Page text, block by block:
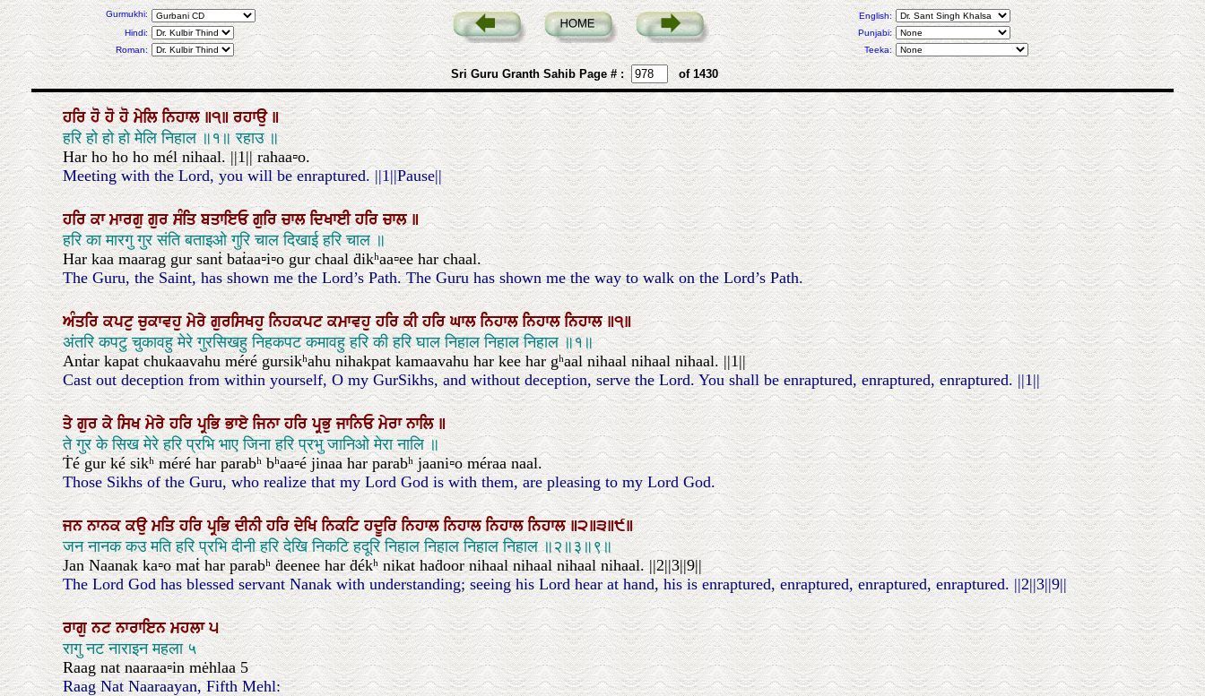
Gurmukhi:
Hindi:
Roman:
Sri Guru Granth Sahib Page # : of 1430
English:
Punjabi:
Teeka:
ਹਰਿਹੋਹੋਹੋਮੇਲਿਨਿਹਾਲ॥੧॥ਰਹਾਉ॥
हरि हो हो हो मेलि निहाल ॥१॥ रहाउ ॥
Har ho ho ho mél nihaal. ||1|| rahaa▫o.
Meeting with the Lord, you will be enraptured. ||1||Pause||
ਹਰਿਕਾਮਾਰਗੁਗੁਰਸੰਤਿਬਤਾਇਓਗੁਰਿਚਾਲਦਿਖਾਈਹਰਿਚਾਲ॥
हरि का मारगु गुर संति बताइओ गुरि चाल दिखाई हरि चाल ॥
Har kaa maarag gur sanṫ baṫaa▫i▫o gur chaal ḋikʰaa▫ee har chaal.
The Guru, the Saint, has shown me the Lord’s Path. The Guru has shown me the way to walk on the Lord’s Path.
ਅੰਤਰਿਕਪਟੁਚੁਕਾਵਹੁਮੇਰੇਗੁਰਸਿਖਹੁਨਿਹਕਪਟਕਮਾਵਹੁਹਰਿਕੀਹਰਿਘਾਲਨਿਹਾਲਨਿਹਾਲਨਿਹਾਲ॥੧॥
अंतरि कपटु चुकावहु मेरे गुरसिखहु निहकपट कमावहु हरि की हरि घाल निहाल निहाल निहाल ॥१॥
Anṫar kapat chukaavahu méré gursikʰahu nihakpat kamaavahu har kee har gʰaal nihaal nihaal nihaal. ||1||
Cast out deception from within yourself, O my GurSikhs, and without deception, serve the Lord. You shall be enraptured, enraptured, enraptured. ||1||
ਤੇਗੁਰਕੇਸਿਖਮੇਰੇਹਰਿਪ੍ਰਭਿਭਾਏਜਿਨਾਹਰਿਪ੍ਰਭੁਜਾਨਿਓਮੇਰਾਨਾਲਿ॥
ते गुर के सिख मेरे हरि प्रभि भाए जिना हरि प्रभु जानिओ मेरा नालि ॥
Ṫé gur ké sikʰ méré har parabʰ bʰaa▫é jinaa har parabʰ jaani▫o méraa naal.
Those Sikhs of the Guru, who realize that my Lord God is with them, are pleasing to my Lord God.
ਜਨਨਾਨਕਕਉਮਤਿਹਰਿਪ੍ਰਭਿਦੀਨੀਹਰਿਦੇਖਿਨਿਕਟਿਹਦੂਰਿਨਿਹਾਲਨਿਹਾਲਨਿਹਾਲਨਿਹਾਲ॥੨॥੩॥੯॥
जन नानक कउ मति हरि प्रभि दीनी हरि देखि निकटि हदूरि निहाल निहाल निहाल निहाल ॥२॥३॥९॥
Jan Naanak ka▫o maṫ har parabʰ ḋeenee har ḋékʰ nikat haḋoor nihaal nihaal nihaal nihaal. ||2||3||9||
The Lord God has blessed servant Nanak with understanding; seeing his Lord hear at hand, his is enraptured, enraptured, enraptured, enraptured. ||2||3||9||
ਰਾਗੁਨਟਨਾਰਾਇਨਮਹਲਾ੫
रागु नट नाराइन महला ५
Raag nat naaraa▫in mėhlaa 5
Raag Nat Naaraayan, Fifth Mehl: